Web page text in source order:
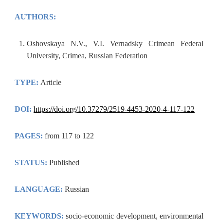
AUTHORS:
Oshovskaya N.V., V.I. Vernadsky Crimean Federal
University, Crimea, Russian Federation
TYPE: Article
DOI: https://doi.org/10.37279/2519-4453-2020-4-117-122
PAGES: from 117 to 122
STATUS: Published
LANGUAGE: Russian
KEYWORDS:socio-economic development, environmental